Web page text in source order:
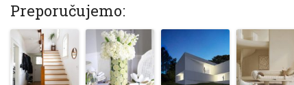
Preporučujemo: